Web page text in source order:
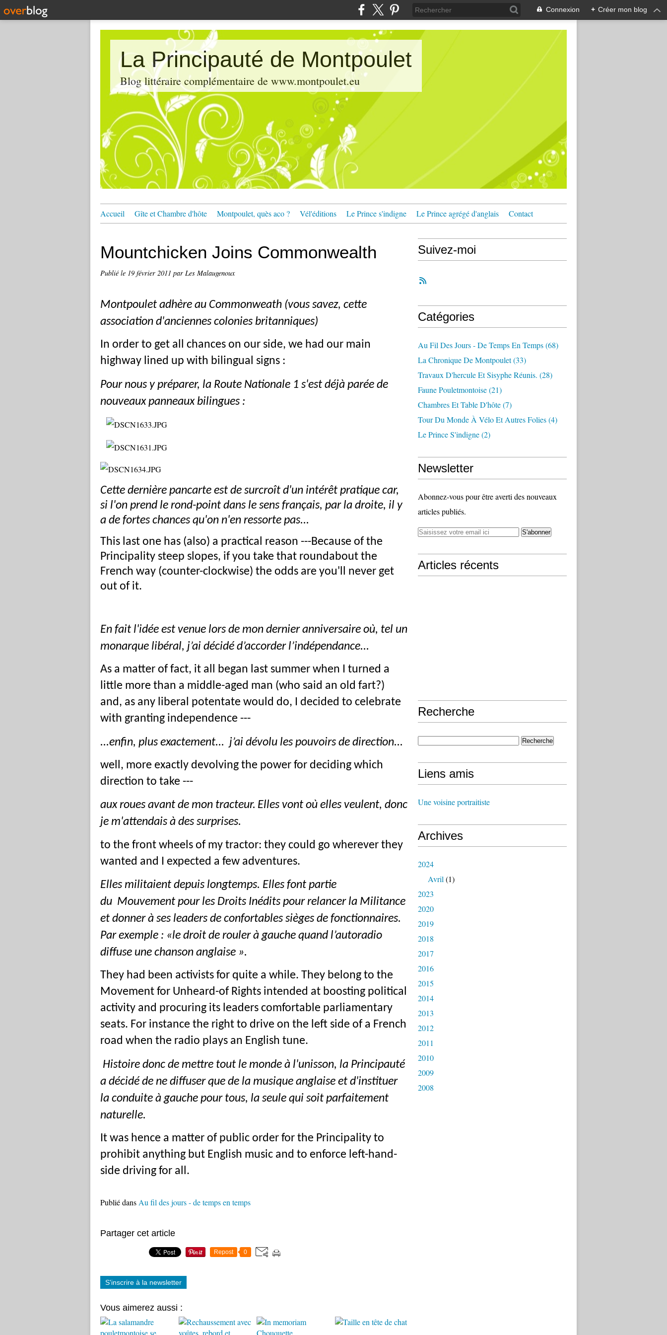
Connexion + Créer mon blog
La Principauté de Montpoulet
Blog littéraire complémentaire de www.montpoulet.eu
Accueil Gîte et Chambre d'hôte Montpoulet, quès aco ? Vél'éditions Le Prince s'indigne Le Prince agrégé d'anglais Contact
Mountchicken Joins Commonwealth
Publié le 19 février 2011 par Les Malaugenoux
Montpoulet adhère au Commonweath (vous savez, cette
association d'anciennes colonies britanniques)
In order to get all chances on our side, we had our main
highway lined up with bilingual signs :
Pour nous y préparer, la Route Nationale 1 s'est déjà parée de
nouveaux panneaux bilingues :
Cette dernière pancarte est de surcroît d'un intérêt pratique car,
si l'on prend le rond-point dans le sens français, par la droite, il y
a de fortes chances qu'on n'en ressorte pas...
This last one has (also) a practical reason ---Because of the
Principality steep slopes, if you take that roundabout the
French way (counter-clockwise) the odds are you'll never get
out of it.
En fait l'idée est venue lors de mon dernier anniversaire où, tel un
monarque libéral, j’ai décidé d’accorder l’indépendance...
As a matter of fact, it all began last summer when I turned a
little more than a middle-aged man (who said an old fart?)
and, as any liberal potentate would do, I decided to celebrate
with granting independence ---
...enfin, plus exactement... j’ai dévolu les pouvoirs de direction...
well, more exactly devolving the power for deciding which
direction to take ---
aux roues avant de mon tracteur. Elles vont où elles veulent, donc
je m'attendais à des surprises.
to the front wheels of my tractor: they could go wherever they
wanted and I expected a few adventures.
Elles militaient depuis longtemps. Elles font partie
du Mouvement pour les Droits Inédits pour relancer la Militance
et donner à ses leaders de confortables sièges de fonctionnaires.
Par exemple : «le droit de rouler à gauche quand l’autoradio
diffuse une chanson anglaise ».
They had been activists for quite a while. They belong to the
Movement for Unheard-of Rights intended at boosting political
activity and procuring its leaders comfortable parliamentary
seats. For instance the right to drive on the left side of a French
road when the radio plays an English tune.
Histoire donc de mettre tout le monde à l'unisson, la Principauté
a décidé de ne diffuser que de la musique anglaise et d'instituer
la conduite à gauche pour tous, la seule qui soit parfaitement
naturelle.
It was hence a matter of public order for the Principality to
prohibit anything but English music and to enforce left-hand-
side driving for all.
Publié dansAu fil des jours - de temps en temps
Partager cet article
Repost 0
S'inscrire à la newsletter
Vous aimerez aussi :
Suivez-moi
Catégories
Au Fil Des Jours - De Temps En Temps(68)
La Chronique De Montpoulet(33)
Travaux D'hercule Et Sisyphe Réunis. (28)
Faune Pouletmontoise(21)
Chambres Et Table D'hôte(7)
Tour Du Monde À Vélo Et Autres Folies(4)
Le Prince S'indigne(2)
Newsletter
Abonnez-vous pour être averti des nouveaux
articles publiés.
Articles récents
Recherche
Liens amis
Une voisine portraitiste
Archives
2024
Avril (1)
2023
2020
2019
2018
2017
2016
2015
2014
2013
2012
2011
2010
2009
2008